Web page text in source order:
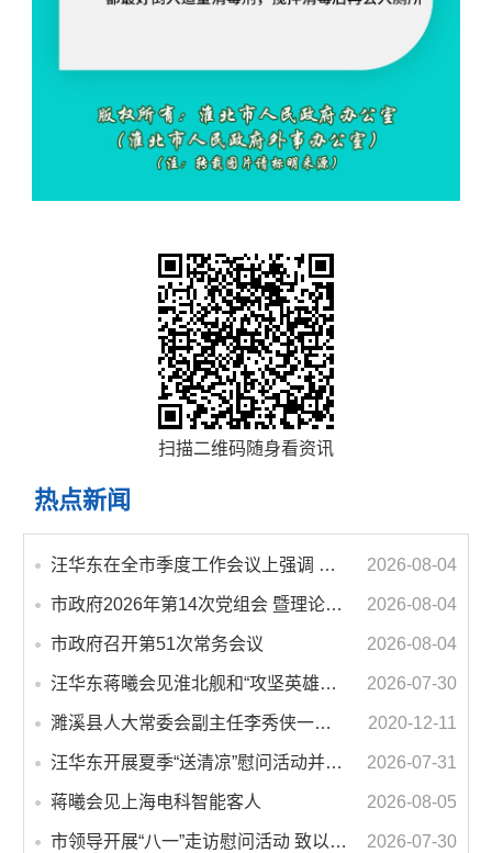
扫描二维码随身看资讯
热点新闻
汪华东在全市季度工作会议上强调 锚定打好“三仗”任务和年度预期目标不动摇 在全市上下掀起比学赶超争先进位的攻坚热潮 2026-08-04
市政府2026年第14次党组会 暨理论学习中心组学习会议召开 蒋曦主持会议并讲话 2026-08-04
市政府召开第51次常务会议 2026-08-04
汪华东蒋曦会见淮北舰和“攻坚英雄连”官兵代表 2026-07-30
濉溪县人大常委会副主任李秀侠一行调研城乡客运一体化和治超工作 2020-12-11
汪华东开展夏季“送清凉”慰问活动并调研专门教育工作 落实落细防暑降温措施 用心用情关爱一线职工 2026-07-31
蒋曦会见上海电科智能客人 2026-08-05
市领导开展“八一”走访慰问活动 致以节日问候 畅叙鱼水深情 2026-07-30